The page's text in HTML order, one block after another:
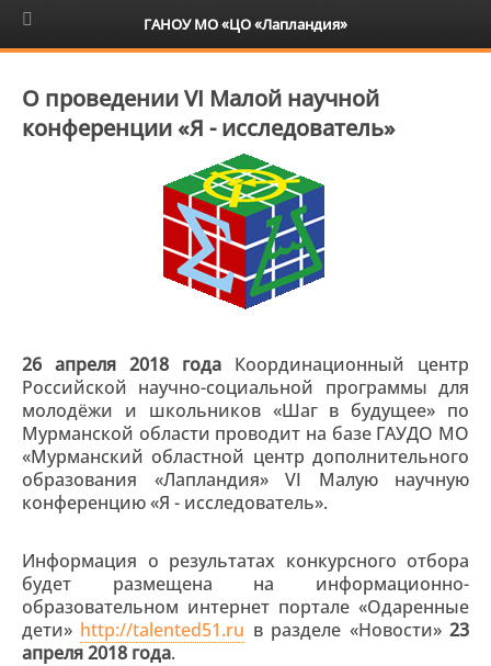
6+
О проведении VI Малой научной
конференции «Я - исследователь»
26 апреля 2018 года Координационный центр
Российской научно-социальной программы для
молодёжи и школьников «Шаг в будущее» по
Мурманской области проводит на базе ГАУДО МО
«Мурманский областной центр дополнительного
образования «Лапландия» VI Малую научную
конференцию «Я - исследователь».
Информация о результатах конкурсного отбора
будет размещена на информационно-
образовательном интернет портале «Одаренные
дети» http://talented51.ru в разделе «Новости»23
апреля 2018 года.
ГАНОУ МО «ЦО «Лапландия»